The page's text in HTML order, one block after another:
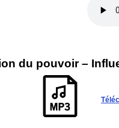
du pouvoir –